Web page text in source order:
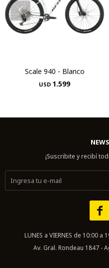
Scale 940 - Blanco
USD 1.599
¡Suscribite y recibí

LUNES a VIERNES de 10:00 a
Av. Gral. Rondeau 1847 -